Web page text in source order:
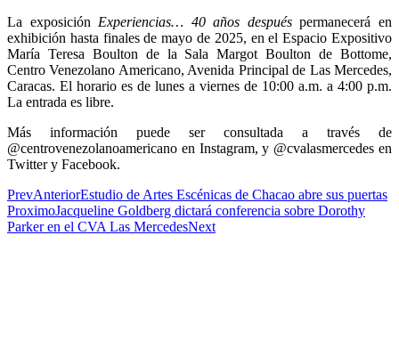
La exposición Experiencias… 40 años despuéspermanecerá en
exhibición hasta finales de mayo de 2025, en el Espacio Expositivo
María Teresa Boulton de la Sala Margot Boulton de Bottome,
Centro Venezolano Americano, Avenida Principal de Las Mercedes,
Caracas. El horario es de lunes a viernes de 10:00 a.m. a 4:00 p.m.
La entrada es libre.
Más información puede ser consultada a través de
@centrovenezolanoamericano en Instagram, y @cvalasmercedes en
Twitter y Facebook.
PrevAnteriorEstudio de Artes Escénicas de Chacao abre sus puertas
ProximoJacqueline Goldberg dictará conferencia sobre Dorothy
Parker en el CVA Las MercedesNext